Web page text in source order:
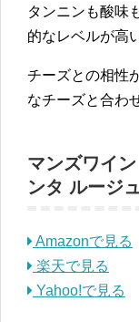
タンニンも酸味
的なレベルが高
チーズとの相性
なチーズと合わ
マンズワイ
ンタ ルージュ
Amazonで見る
楽天で見る
Yahoo!で見る